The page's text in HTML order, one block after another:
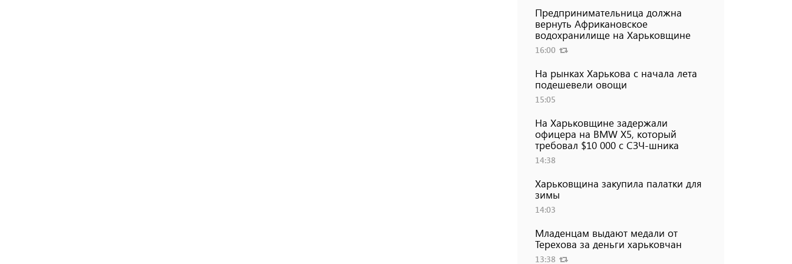
Предпринимательница должна
вернуть Африкановское
водохранилище на Харьковщине
16:00
На рынках Харькова с начала лета
подешевели овощи
15:05
На Харьковщине задержали
офицера на BMW Х5, который
требовал $10 000 с СЗЧ-шника
14:38
Харьковщина закупила палатки для
зимы
14:03
Младенцам выдают медали от
Терехова за деньги харьковчан
13:38